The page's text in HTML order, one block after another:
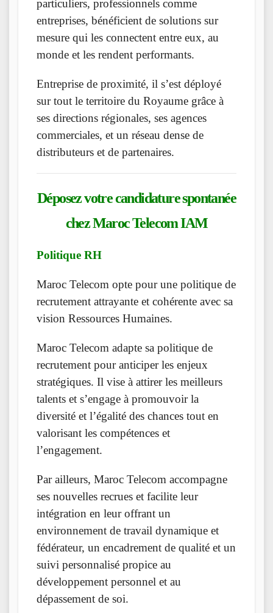
particuliers, professionnels comme
entreprises, bénéficient de solutions sur
mesure qui les connectent entre eux, au
monde et les rendent performants.
Entreprise de proximité, il s’est déployé
sur tout le territoire du Royaume grâce à
ses directions régionales, ses agences
commerciales, et un réseau dense de
distributeurs et de partenaires.
Déposez votrecandidature spontanée
chez Maroc Telecom IAM
Politique RH
Maroc Telecom opte pour une politique de
recrutement attrayante et cohérente avec sa
vision Ressources Humaines.
Maroc Telecom adapte sa politique de
recrutement pour anticiper les enjeux
stratégiques. Il vise à attirer les meilleurs
talents et s’engage à promouvoir la
diversité et l’égalité des chances tout en
valorisant les compétences et
l’engagement.
Par ailleurs, Maroc Telecom accompagne
ses nouvelles recrues et facilite leur
intégration en leur offrant un
environnement de travail dynamique et
fédérateur, un encadrement de qualité et un
suivi personnalisé propice au
développement personnel et au
dépassement de soi.